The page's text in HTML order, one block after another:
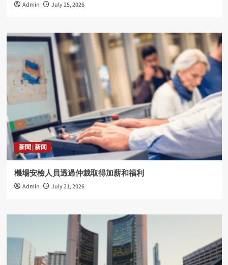
Admin July 25, 2026
新聞 | 新闻
機場安檢人員透過仲裁取得加薪和福利
Admin July 21, 2026